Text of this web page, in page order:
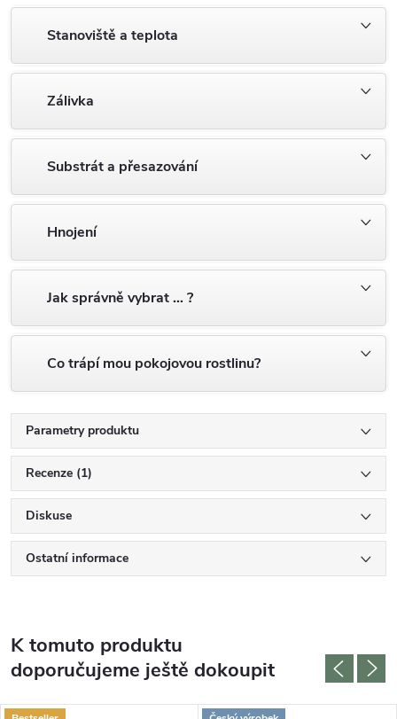
Stanoviště a teplota
Zálivka
Substrát a přesazování
Hnojení
Jak správně vybrat … ?
Co trápí mou pokojovou rostlinu?
Parametry produktu
Recenze (1)
Diskuse
Ostatní informace
K tomuto produktu
doporučujeme ještě dokoupit